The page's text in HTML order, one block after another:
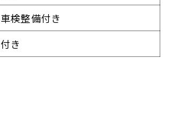
車検整備付き
付き